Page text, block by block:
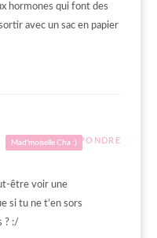
hormones qui font des
avec un sac en papier
Mad'moiselle Cha :)RÉPONDRE
être voir une
si tu ne t’en sors
? :/